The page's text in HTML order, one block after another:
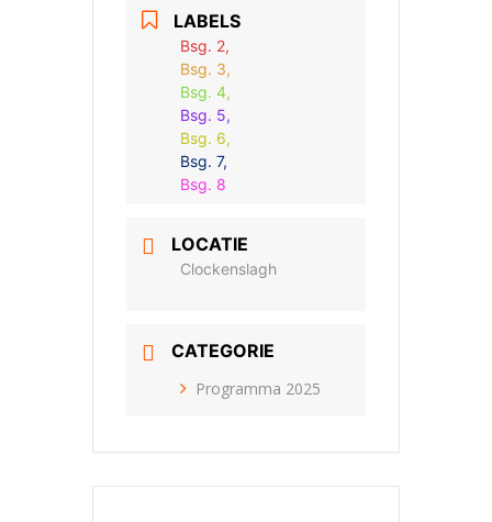
LABELS
Bsg. 2,
Bsg. 3,
Bsg. 4,
Bsg. 5,
Bsg. 6,
Bsg. 7,
Bsg. 8
LOCATIE
Clockenslagh
CATEGORIE
Programma 2025